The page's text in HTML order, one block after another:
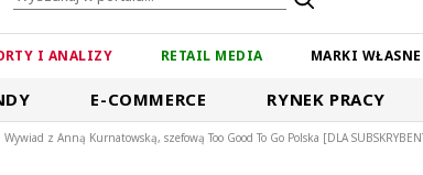
I ANALIZY RETAIL MEDIA MARKI WŁASNE
E-COMMERCE RYNEK PRACY
z Anną Kurnatowską, szefową Too Good To Go Polska [DLA